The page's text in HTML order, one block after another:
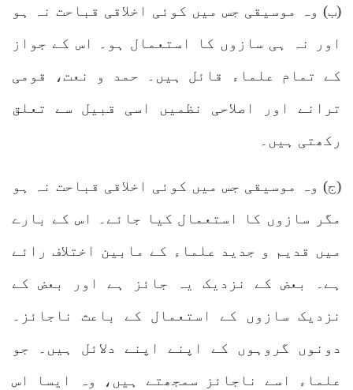
(ب) وہ موسیقی جس میں کوئی اخلاقی قباحت نہ ہو
اور نہ ہی سازوں کا استعمال ہو۔ اس کے جواز
کے تمام علماء قائل ہیں۔ حمد و نعت، قومی
ترانے اور اصلاحی نظمیں اسی قبیل سے تعلق
رکھتی ہیں۔
(ج) وہ موسیقی جس میں کوئی اخلاقی قباحت نہ ہو
مگر سازوں کا استعمال کیا جائے۔ اس کے بارے
میں قدیم و جدید علماء کے مابین اختلاف رائے
ہے۔ بعض کے نزدیک یہ جائز ہے اور بعض کے
نزدیک سازوں کے استعمال کے باعث ناجائز۔
دونوں گروہوں کے اپنے اپنے دلائل ہیں۔ جو
علماء اسے ناجائز سمجھتے ہیں، وہ ایسا اس